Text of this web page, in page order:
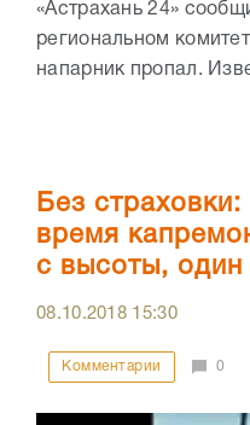
«Астрахань 24»
региональном
напарник пропал.
Без
время
с высоты, один
08.10.2018 15:30
Комментарии 0